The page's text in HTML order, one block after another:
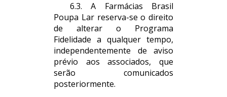
6.3. A Farmácias Brasil
Poupa Lar reserva-se o direito
de alterar o Programa
Fidelidade a qualquer tempo,
independentemente de aviso
prévio aos associados, que
serão comunicados
posteriormente.